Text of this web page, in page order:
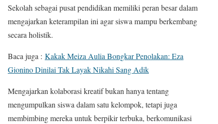
Sekolah sebagai pusat pendidikan memiliki peran besar dalam
mengajarkan keterampilan ini agar siswa mampu berkembang
secara holistik.
Baca juga : Kakak Meiza Aulia Bongkar Penolakan: Eza
Gionino Dinilai Tak Layak Nikahi Sang Adik
Mengajarkan kolaborasi kreatif bukan hanya tentang
mengumpulkan siswa dalam satu kelompok, tetapi juga
membimbing mereka untuk berpikir terbuka, berkomunikasi